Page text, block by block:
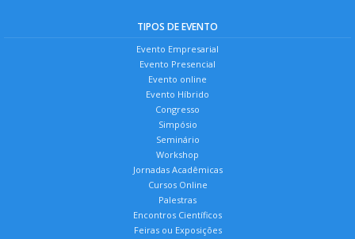
TIPOS DE EVENTO
Evento Empresarial
Evento Presencial
Evento online
Evento Híbrido
Congresso
Simpósio
Seminário
Workshop
Jornadas Acadêmicas
Cursos Online
Palestras
Encontros Científicos
Feiras ou Exposições